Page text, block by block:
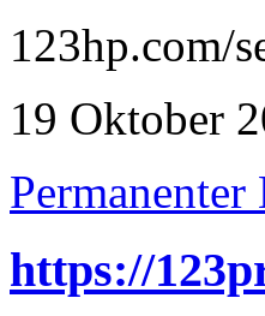
123hp.com/
19 Oktober
https://